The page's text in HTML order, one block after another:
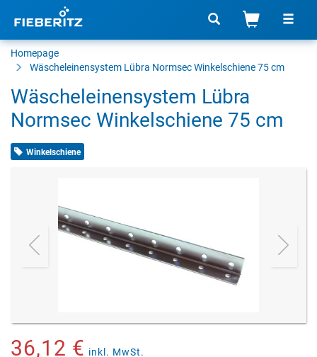
Homepage
Wäscheleinensystem Lübra Normsec Winkelschiene 75 cm
Wäscheleinensystem Lübra
Normsec Winkelschiene 75 cm
Winkelschiene
36,12 € inkl. MwSt.